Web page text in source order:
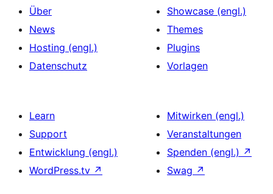
Über
News
Hosting (engl.)
Datenschutz
Showcase (engl.)
Themes
Plugins
Vorlagen
Learn
Support
Entwicklung (engl.)
WordPress.tv ↗
Mitwirken (engl.)
Veranstaltungen
Spenden (engl.) ↗
Swag ↗